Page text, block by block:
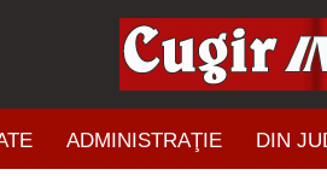
ADMINISTRAŢIE DIN